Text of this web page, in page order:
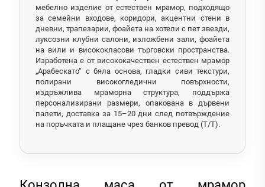
мебелно изделие от естествен мрамор, подходящо
за семейни входове, коридори, акцентни стени в
дневни, трапезарии, фоайета на хотели с пет звезди,
луксозни клубни салони, изложбени зали, фоайета
на вили и висококласови търговски пространства.
Изработена е от висококачествен естествен мрамор
„Арабескато“ с бяла основа, гладки сиви текстури,
полирани високогледични повърхности,
издръжлива мраморна структура, поддържа
персонализирани размери, опакована в дървени
палети, доставка за 15–20 дни след потвърждение
на поръчката и плащане чрез банков превод (T/T).